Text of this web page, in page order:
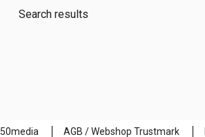
Search results
AGB / Webshop Trustmark